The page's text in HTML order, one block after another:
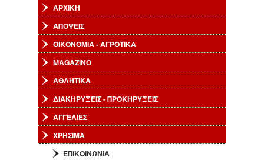
ΑΡΧΙΚΗ
ΑΠΟΨΕΙΣ
ΟΙΚΟΝΟΜΙΑ - ΑΓΡΟΤΙΚΑ
MAGAZINO
ΑΘΛΗΤΙΚΑ
ΔΙΑΚΗΡΥΞΕΙΣ - ΠΡΟΚΗΡΥΞΕΙΣ
ΑΓΓΕΛΙΕΣ
ΧΡΗΣΙΜΑ
ΕΠΙΚΟΙΝΩΝΙΑ